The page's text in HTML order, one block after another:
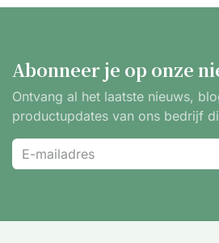
Abonneer je op onze
Ontvang al het laatste nieuws,
productupdates van ons bedrijf